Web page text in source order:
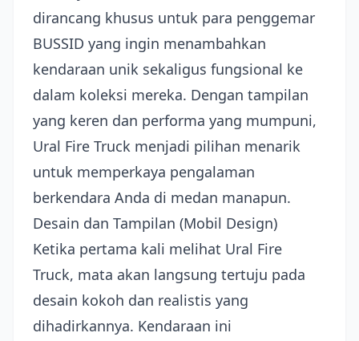
dirancang khusus untuk para penggemar
BUSSID yang ingin menambahkan
kendaraan unik sekaligus fungsional ke
dalam koleksi mereka. Dengan tampilan
yang keren dan performa yang mumpuni,
Ural Fire Truck menjadi pilihan menarik
untuk memperkaya pengalaman
berkendara Anda di medan manapun.
Desain dan Tampilan (Mobil Design)
Ketika pertama kali melihat Ural Fire
Truck, mata akan langsung tertuju pada
desain kokoh dan realistis yang
dihadirkannya. Kendaraan ini